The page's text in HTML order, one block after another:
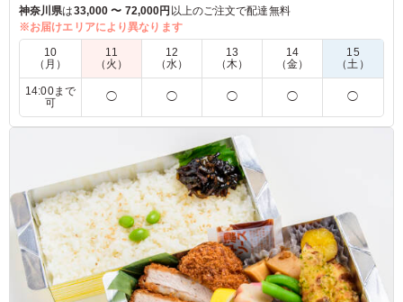
当です。
※8種野菜は季節により変更する場合がございます。
5.0 TBSテレビ
1番人気はふわとろオムレツでした！こういうお弁当は他
たっぷり入っており健康的で豪華なお弁当でした！だいま
んぞくです！
ご利用シーン：ロケ・撮影 ›取材
東京都港区赤坂2023/09/03
神奈川県は33,000 〜 72,000円 以上のご注文で配達無料
※お届けエリアにより異なります
10
（月）
11
（火）
12
（水）
13
（木）
14
（金）
15
（土）
14:00まで
可
◯ ◯ ◯ ◯ ◯